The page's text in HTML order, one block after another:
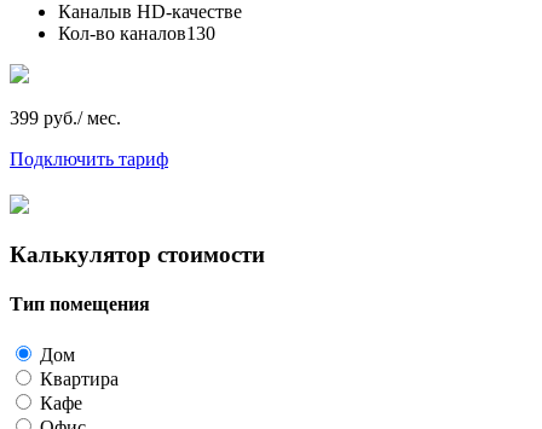
Каналыв HD-качестве
Кол-во каналов130
399 руб./ мес.
Подключить тариф
Калькулятор стоимости
Тип помещения
Дом
Квартира
Кафе